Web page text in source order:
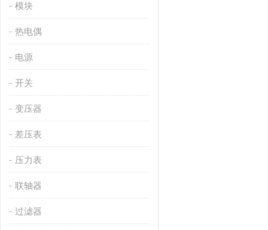
模块
热电偶
电源
开关
变压器
差压表
压力表
联轴器
过滤器